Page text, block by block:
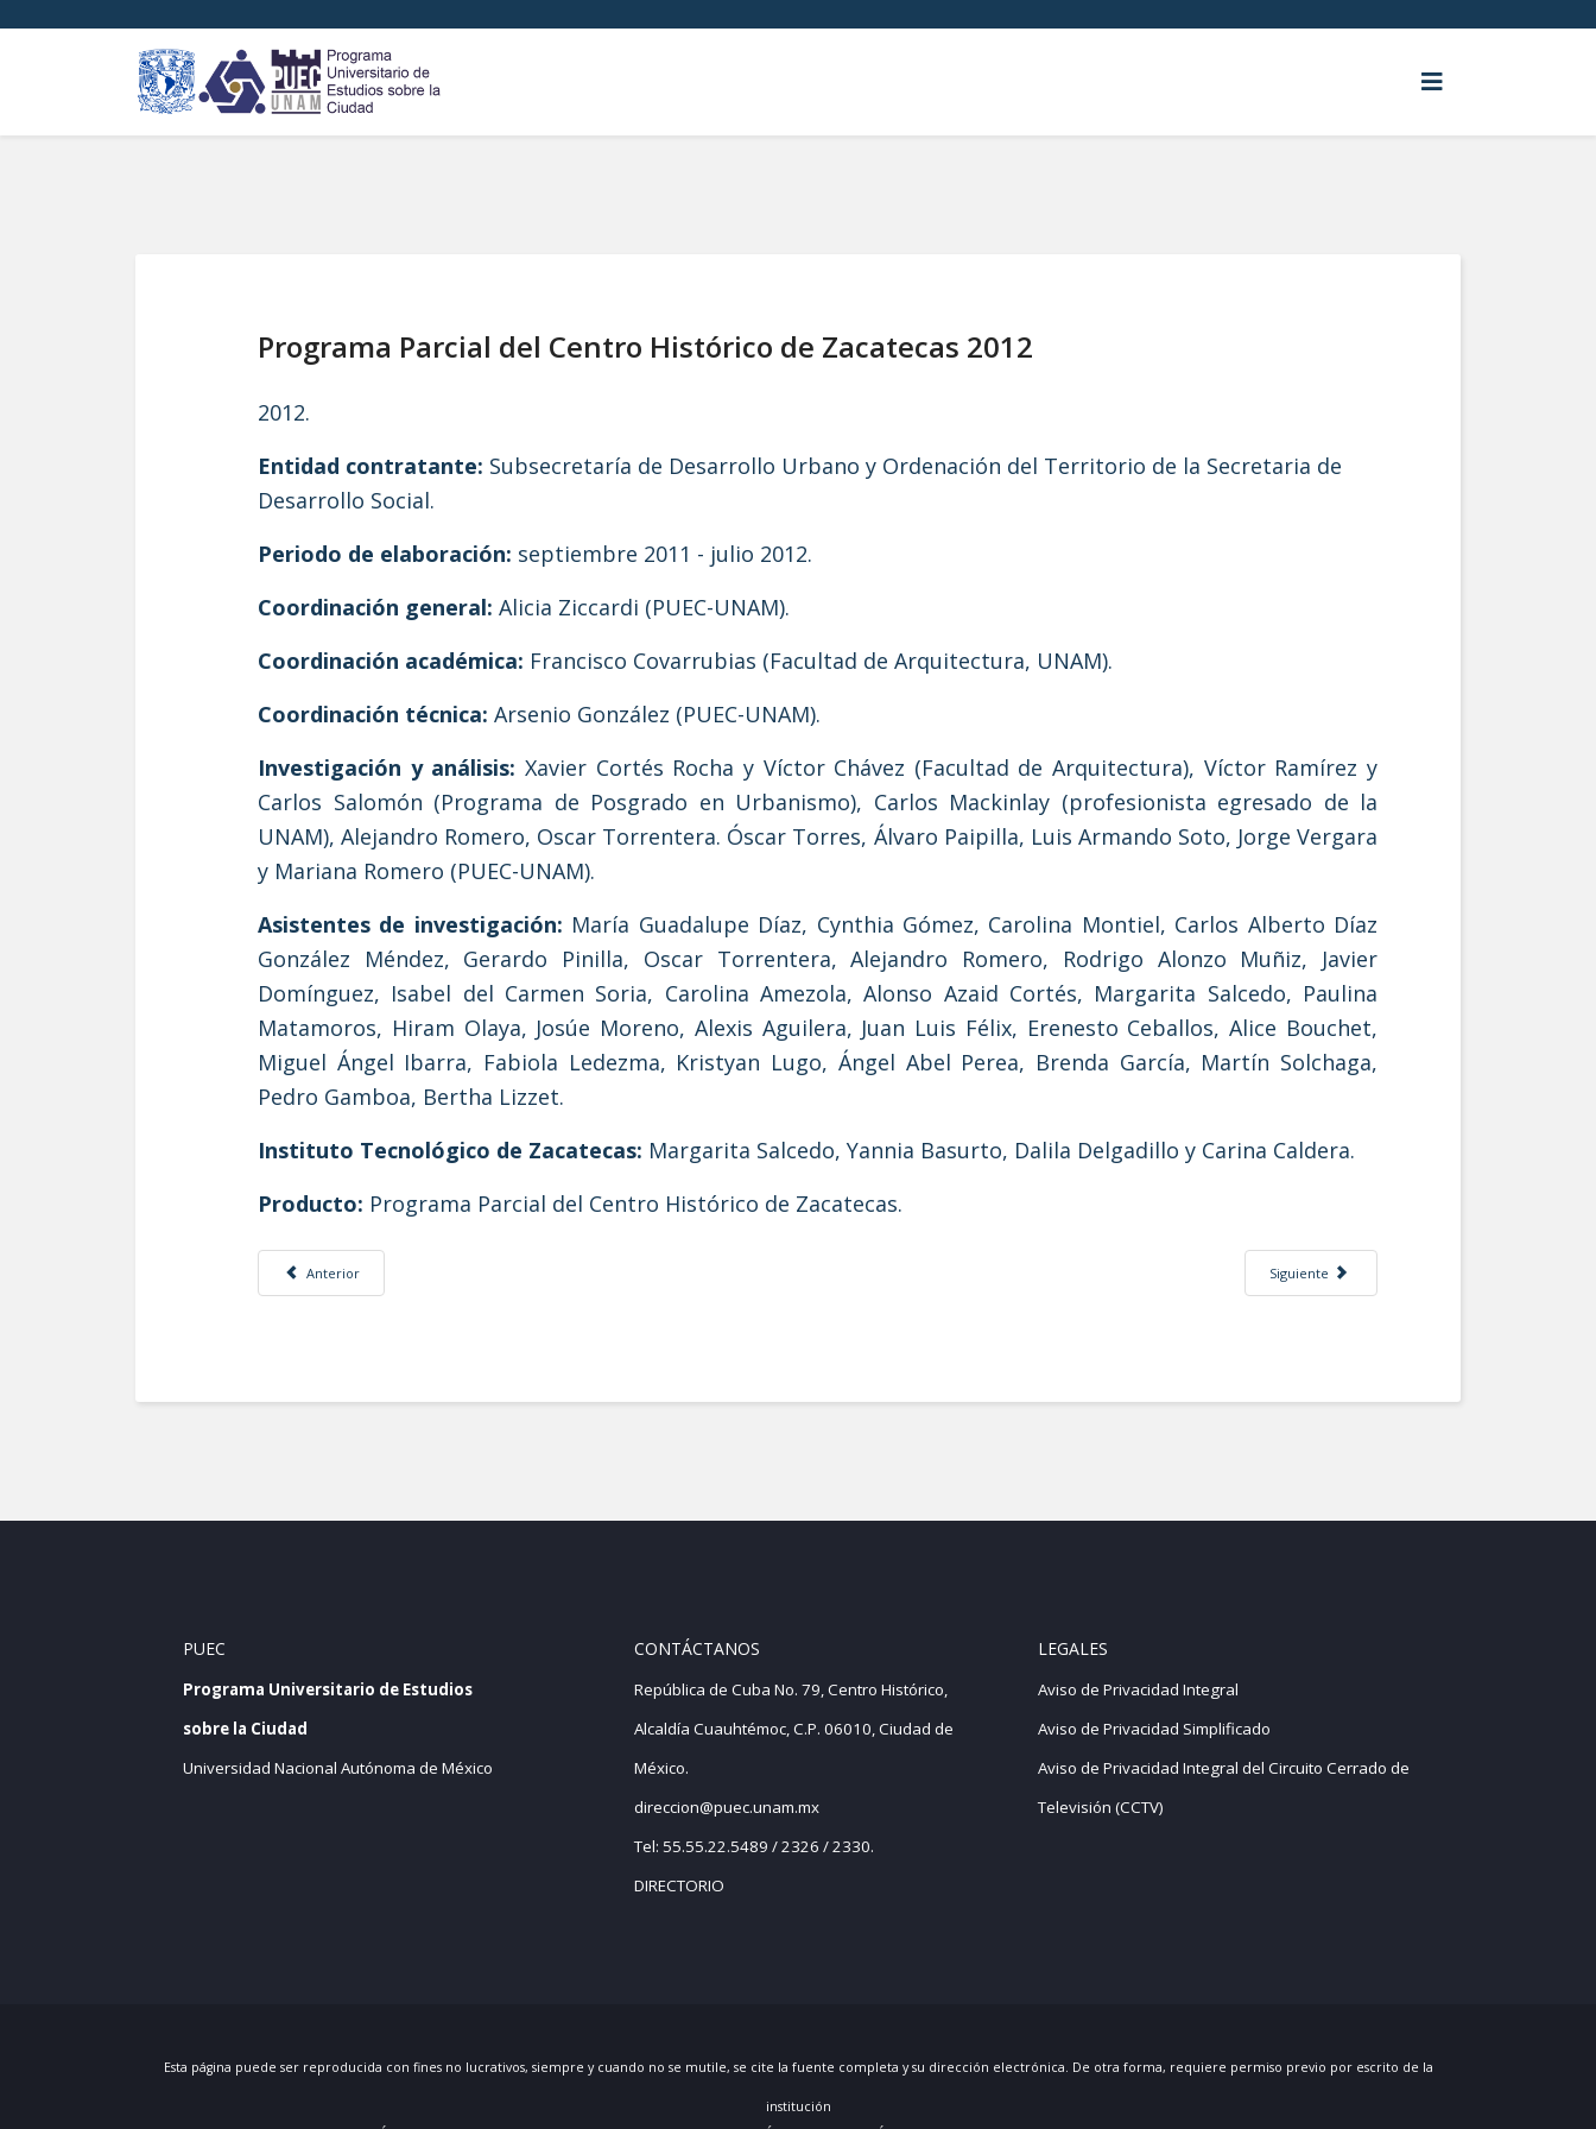
Programa Parcial del Centro Histórico de Zacatecas 2012
2012.
Entidad contratante: Subsecretaría de Desarrollo Urbano y Ordenación del Territorio de la Secretaria de
Desarrollo Social.
Periodo de elaboración: septiembre 2011 - julio 2012.
Coordinación general: Alicia Ziccardi (PUEC-UNAM).
Coordinación académica: Francisco Covarrubias (Facultad de Arquitectura, UNAM).
Coordinación técnica: Arsenio González (PUEC-UNAM).
Investigación y análisis: Xavier Cortés Rocha y Víctor Chávez (Facultad de Arquitectura), Víctor Ramírez y
Carlos Salomón (Programa de Posgrado en Urbanismo), Carlos Mackinlay (profesionista egresado de la
UNAM), Alejandro Romero, Oscar Torrentera. Óscar Torres, Álvaro Paipilla, Luis Armando Soto, Jorge Vergara
y Mariana Romero (PUEC-UNAM).
Asistentes de investigación: María Guadalupe Díaz, Cynthia Gómez, Carolina Montiel, Carlos Alberto Díaz
González Méndez, Gerardo Pinilla, Oscar Torrentera, Alejandro Romero, Rodrigo Alonzo Muñiz, Javier
Domínguez, Isabel del Carmen Soria, Carolina Amezola, Alonso Azaid Cortés, Margarita Salcedo, Paulina
Matamoros, Hiram Olaya, Josúe Moreno, Alexis Aguilera, Juan Luis Félix, Erenesto Ceballos, Alice Bouchet,
Miguel Ángel Ibarra, Fabiola Ledezma, Kristyan Lugo, Ángel Abel Perea, Brenda García, Martín Solchaga,
Pedro Gamboa, Bertha Lizzet.
Instituto Tecnológico de Zacatecas: Margarita Salcedo, Yannia Basurto, Dalila Delgadillo y Carina Caldera.
Producto: Programa Parcial del Centro Histórico de Zacatecas.
Artículo anterior: El perfil del sector de la vivienda en México
Anterior Artículo siguiente: Programa Parcial de
Siguiente
PUEC
Programa Universitario de Estudios
sobre la Ciudad
Universidad Nacional Autónoma de México
CONTÁCTANOS
República de Cuba No. 79, Centro Histórico,
Alcaldía Cuauhtémoc, C.P. 06010, Ciudad de
México.
direccion@puec.unam.mx
Tel: 55.55.22.5489 / 2326 / 2330.
DIRECTORIO
LEGALES
Aviso de Privacidad Integral
Aviso de Privacidad Simplificado
Aviso de Privacidad Integral del Circuito Cerrado de
Televisión (CCTV)
Esta página puede ser reproducida con fines no lucrativos, siempre y cuando no se mutile, se cite la fuente completa y su dirección electrónica. De otra forma, requiere permiso previo por escrito de la
institución